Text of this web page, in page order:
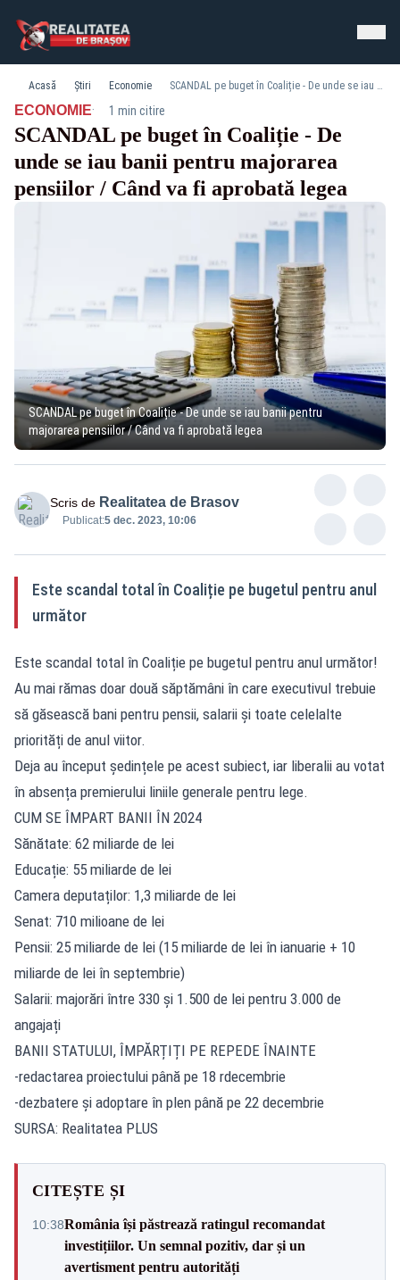
Acasă Știri Economie SCANDAL pe buget în Coaliție - De unde se iau banii pentru majorarea pensiilor / Când va fi aprobată legea
ECONOMIE· 1 min citire
SCANDAL pe buget în Coaliție - De
unde se iau banii pentru majorarea
pensiilor / Când va fi aprobată legea
SCANDAL pe buget în Coaliție - De unde se iau banii pentru
majorarea pensiilor / Când va fi aprobată legea
Scris de Realitatea de Brasov
Publicat:5 dec. 2023, 10:06
Este scandal total în Coaliție pe bugetul pentru anul
următor
Este scandal total în Coaliție pe bugetul pentru anul următor!
Au mai rămas doar două săptămâni în care executivul trebuie
să găsească bani pentru pensii, salarii și toate celelalte
priorități de anul viitor.
Deja au început ședințele pe acest subiect, iar liberalii au votat
în absența premierului liniile generale pentru lege.
CUM SE ÎMPART BANII ÎN 2024
Sănătate: 62 miliarde de lei
Educație: 55 miliarde de lei
Camera deputaților: 1,3 miliarde de lei
Senat: 710 milioane de lei
Pensii: 25 miliarde de lei (15 miliarde de lei în ianuarie + 10
miliarde de lei în septembrie)
Salarii: majorări între 330 și 1.500 de lei pentru 3.000 de
angajați
BANII STATULUI, ÎMPĂRȚIȚI PE REPEDE ÎNAINTE
-redactarea proiectului până pe 18 rdecembrie
-dezbatere și adoptare în plen până pe 22 decembrie
SURSA: Realitatea PLUS
CITEȘTE ȘI
10:38România își păstrează ratingul recomandat
investițiilor. Un semnal pozitiv, dar și un
avertisment pentru autorități